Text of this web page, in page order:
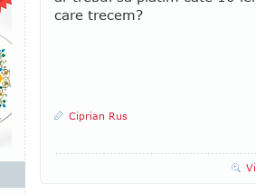
care trecem?
Ciprian Rus